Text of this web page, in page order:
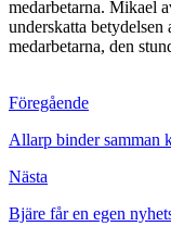
medarbetarna. Mikael
underskatta
medarbetarna, den
Föregående
Allarp binder samman
Nästa
Bjäre får en egen